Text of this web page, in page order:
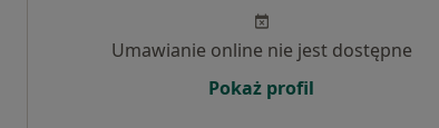
Umawianie online nie jest dostępne
Pokaż profil